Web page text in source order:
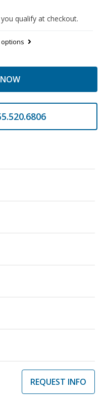
you qualify at checkout.
REQUEST INFO